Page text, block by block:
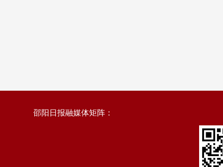
邵阳日报融媒体矩阵：